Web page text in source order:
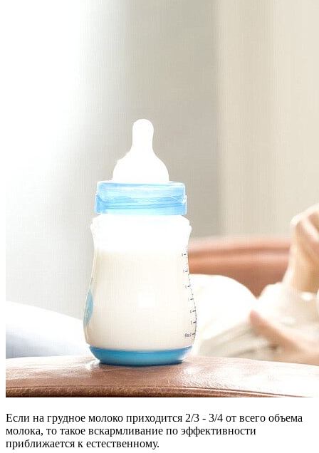
Если на грудное молоко приходится 2/3 - 3/4 от всего объема
молока, то такое вскармливание по эффективности
приближается к естественному.